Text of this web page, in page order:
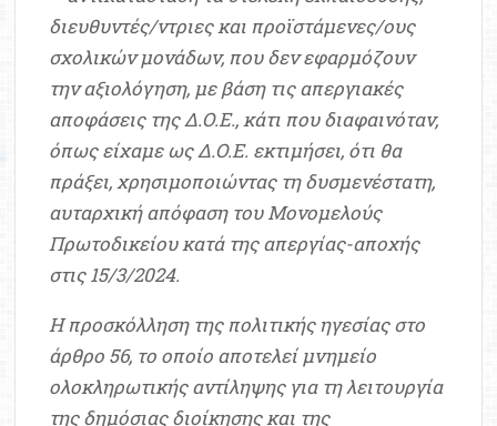
διευθυντές/ντριες και προϊστάμενες/ους
σχολικών μονάδων, που δεν εφαρμόζουν
την αξιολόγηση, με βάση τις απεργιακές
αποφάσεις της Δ.Ο.Ε., κάτι που διαφαινόταν,
όπως είχαμε ως Δ.Ο.Ε. εκτιμήσει, ότι θα
πράξει, χρησιμοποιώντας τη δυσμενέστατη,
αυταρχική απόφαση του Μονομελούς
Πρωτοδικείου κατά της απεργίας-αποχής
στις 15/3/2024.
Η προσκόλληση της πολιτικής ηγεσίας στο
άρθρο 56, το οποίο αποτελεί μνημείο
ολοκληρωτικής αντίληψης για τη λειτουργία
της δημόσιας διοίκησης και της